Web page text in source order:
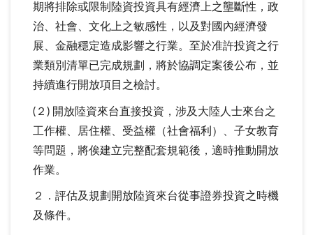
期將排除或限制陸資投資具有經濟上之壟斷性，政
治、社會、文化上之敏感性，以及對國內經濟發
展、金融穩定造成影響之行業。至於准許投資之行
業類別清單已完成規劃，將於協調定案後公布，並
持續進行開放項目之檢討。
(２) 開放陸資來台直接投資，涉及大陸人士來台之
工作權、居住權、受益權（社會福利）、子女教育
等問題，將俟建立完整配套規範後，適時推動開放
作業。
２．評估及規劃開放陸資來台從事證券投資之時機
及條件。